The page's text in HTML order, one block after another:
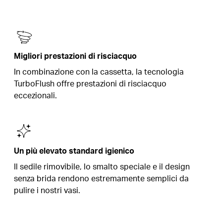
Migliori prestazioni di risciacquo
In combinazione con la cassetta, la tecnologia
TurboFlush offre prestazioni di risciacquo
eccezionali.
Un più elevato standard igienico
Il sedile rimovibile, lo smalto speciale e il design
senza brida rendono estremamente semplici da
pulire i nostri vasi.